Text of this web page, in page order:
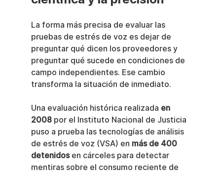
La forma más precisa de evaluar las
pruebas de estrés de voz es dejar de
preguntar qué dicen los proveedores y
preguntar qué sucede en condiciones de
campo independientes. Ese cambio
transforma la situación de inmediato.
Una evaluación histórica realizada en
2008 por el Instituto Nacional de Justicia
puso a prueba las tecnologías de análisis
de estrés de voz (VSA) en más de 400
detenidos en cárceles para detectar
mentiras sobre el consumo reciente de